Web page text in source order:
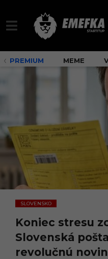
PREMIUM MEME
SLOVENSKO
Koniec stresu
Slovenská
revolučnú